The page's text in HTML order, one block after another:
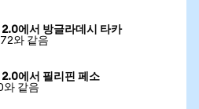
에서 방글라데시 타카
와 같음
에서 필리핀 페소
와 같음